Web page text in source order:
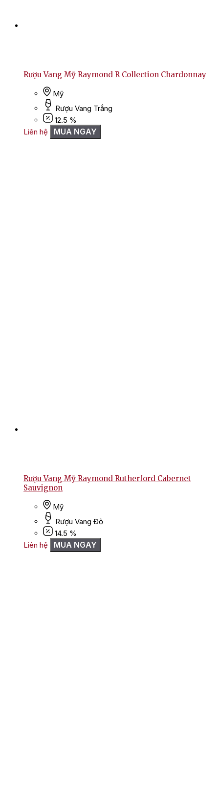
Rượu Vang Mỹ Raymond R Collection Chardonnay
Mỹ
Rượu Vang Trắng
12.5 %
Liên hệ
MUA NGAY
Rượu Vang Mỹ Raymond Rutherford Cabernet
Sauvignon
Mỹ
Rượu Vang Đỏ
14.5 %
Liên hệ
MUA NGAY